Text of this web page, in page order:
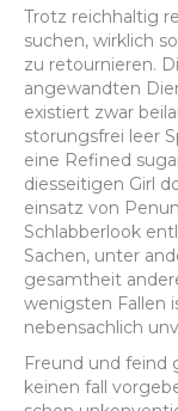
Trotz reichhaltig
suchen, wirklich
zu retournieren.
angewandten
existiert zwar
storungsfrei leer
eine Refined
diesseitigen Girl
einsatz von
Schlabberlook
Sachen, unter
gesamtheit
wenigsten Fallen
nebensachlich
Freund und feind
keinen fall